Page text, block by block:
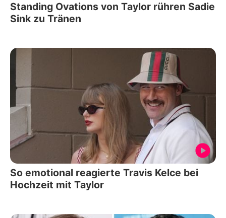
Standing Ovations von Taylor rühren Sadie
Sink zu Tränen
So emotional reagierte Travis Kelce bei
Hochzeit mit Taylor